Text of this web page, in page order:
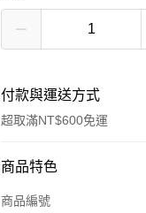
付款與運送方式
超取滿NT$600免運
付款方式
信用卡一次付款
商品特色
商品編號